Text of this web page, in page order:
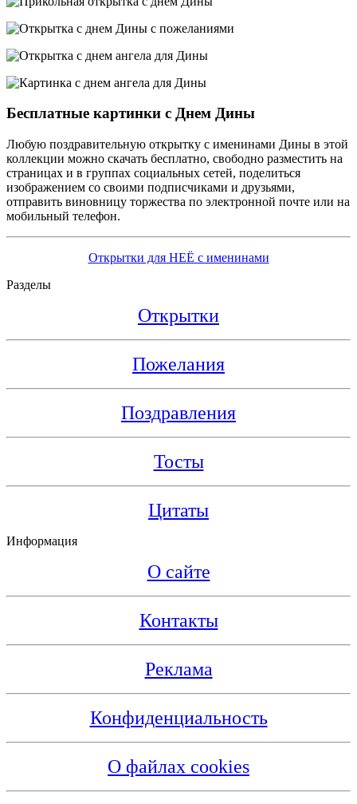
Бесплатные картинки с Днем Дины
Любую поздравительную открытку с именинами Дины в этой
коллекции можно скачать бесплатно, свободно разместить на
страницах и в группах социальных сетей, поделиться
изображением со своими подписчиками и друзьями,
отправить виновницу торжества по электронной почте или на
мобильный телефон.
Открытки для НЕЁ с именинами
Разделы
Открытки
Пожелания
Поздравления
Тосты
Цитаты
Информация
О сайте
Контакты
Реклама
Конфиденциальность
О файлах cookies